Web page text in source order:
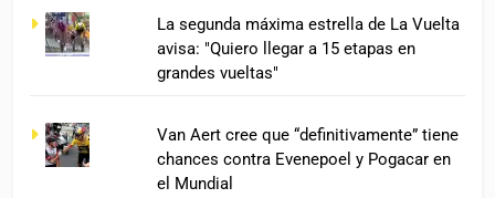
La segunda máxima estrella de La Vuelta
avisa: "Quiero llegar a 15 etapas en
grandes vueltas"
Van Aert cree que “definitivamente” tiene
chances contra Evenepoel y Pogacar en
el Mundial